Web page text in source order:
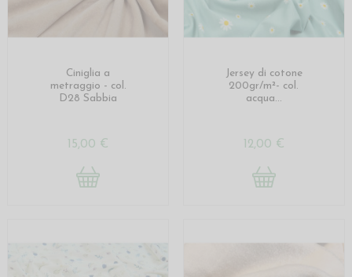
Ciniglia a
metraggio - col.
D28 Sabbia
15,00 €
Jersey di cotone
200gr/m²- col.
acqua...
12,00 €